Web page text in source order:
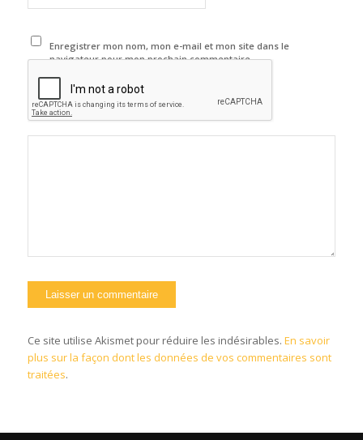
Enregistrer mon nom, mon e-mail et mon site dans le
navigateur pour mon prochain commentaire.
Ce site utilise Akismet pour réduire les indésirables. En savoir
plus sur la façon dont les données de vos commentaires sont
traitées.